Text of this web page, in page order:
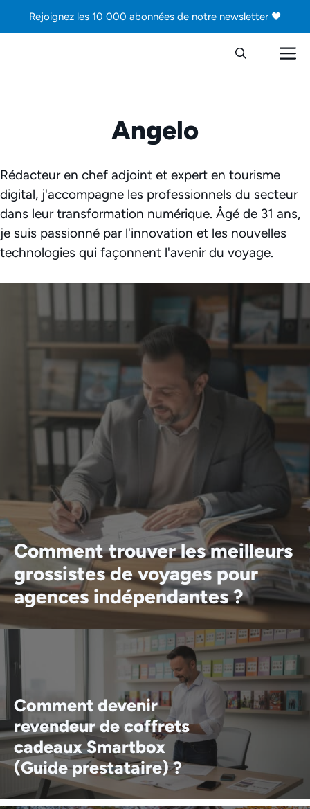
Rejoignez les 10 000 abonnées de notre newsletter 🖤
Angelo
Rédacteur en chef adjoint et expert en tourisme
digital, j'accompagne les professionnels du secteur
dans leur transformation numérique. Âgé de 31 ans,
je suis passionné par l'innovation et les nouvelles
technologies qui façonnent l'avenir du voyage.
Comment trouver les meilleurs
grossistes de voyages pour
agences indépendantes ?
Comment devenir
revendeur de coffrets
cadeaux Smartbox
(Guide prestataire) ?